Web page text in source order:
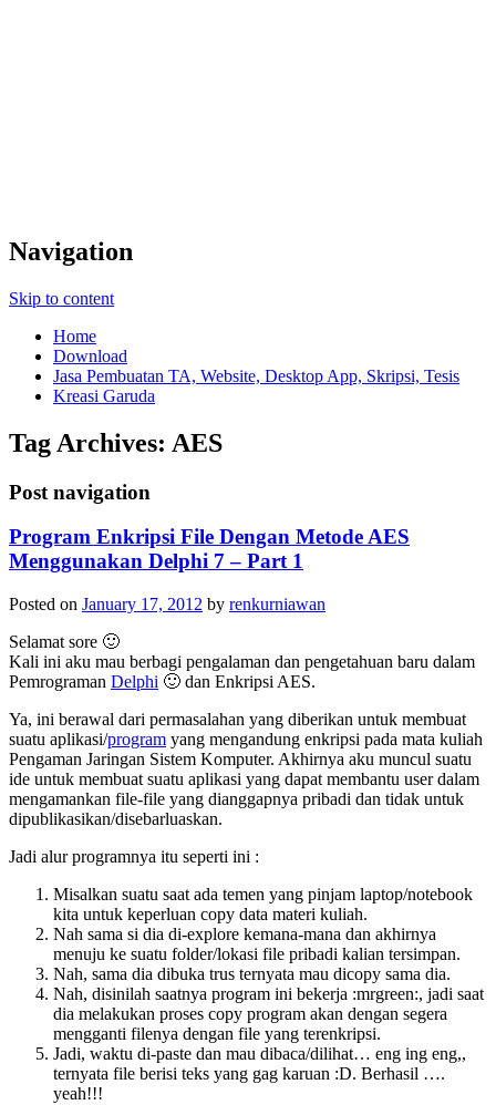
Navigation
Skip to content
Home
Download
Jasa Pembuatan TA, Website, Desktop App, Skripsi, Tesis
Kreasi Garuda
Tag Archives: AES
Post navigation
Program Enkripsi File Dengan Metode AES
Menggunakan Delphi 7 – Part 1
Posted on January 17, 2012 by renkurniawan
Selamat sore 🙂
Kali ini aku mau berbagi pengalaman dan pengetahuan baru dalam
Pemrograman Delphi 🙂 dan Enkripsi AES.
Ya, ini berawal dari permasalahan yang diberikan untuk membuat
suatu aplikasi/program yang mengandung enkripsi pada mata kuliah
Pengaman Jaringan Sistem Komputer. Akhirnya aku muncul suatu
ide untuk membuat suatu aplikasi yang dapat membantu user dalam
mengamankan file-file yang dianggapnya pribadi dan tidak untuk
dipublikasikan/disebarluaskan.
Jadi alur programnya itu seperti ini :
Misalkan suatu saat ada temen yang pinjam laptop/notebook
kita untuk keperluan copy data materi kuliah.
Nah sama si dia di-explore kemana-mana dan akhirnya
menuju ke suatu folder/lokasi file pribadi kalian tersimpan.
Nah, sama dia dibuka trus ternyata mau dicopy sama dia.
Nah, disinilah saatnya program ini bekerja :mrgreen:, jadi saat
dia melakukan proses copy program akan dengan segera
mengganti filenya dengan file yang terenkripsi.
Jadi, waktu di-paste dan mau dibaca/dilihat… eng ing eng,,
ternyata file berisi teks yang gag karuan :D. Berhasil ….
yeah!!!